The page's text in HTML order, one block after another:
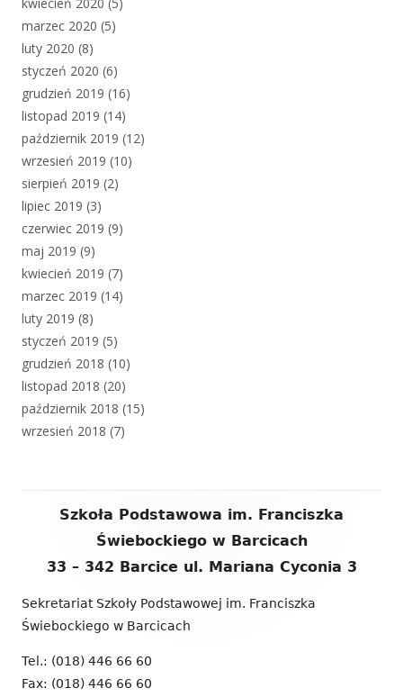
kwiecień 2020 (5)
marzec 2020 (5)
luty 2020 (8)
styczeń 2020 (6)
grudzień 2019 (16)
listopad 2019 (14)
październik 2019 (12)
wrzesień 2019 (10)
sierpień 2019 (2)
lipiec 2019 (3)
czerwiec 2019 (9)
maj 2019 (9)
kwiecień 2019 (7)
marzec 2019 (14)
luty 2019 (8)
styczeń 2019 (5)
grudzień 2018 (10)
listopad 2018 (20)
październik 2018 (15)
wrzesień 2018 (7)
Zawartość
Szkoła Podstawowa im. Franciszka
Świebockiego w Barcicach
33 – 342 Barcice ul. Mariana Cyconia 3
Sekretariat Szkoły Podstawowej im. Franciszka
Świebockiego w Barcicach
Tel.: (018) 446 66 60
Fax: (018) 446 66 60